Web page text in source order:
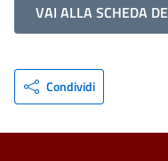
VAI ALLA SCHEDA
Condividi